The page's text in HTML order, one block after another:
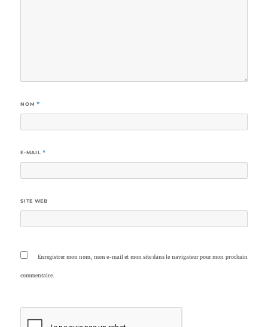
NOM *
E-MAIL *
SITE WEB
Enregistrer mon nom, mon e-mail et mon site dans le navigateur pour mon prochain
commentaire.